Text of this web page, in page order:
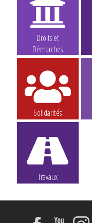
Droits et
Démarches
Solidarités
Travaux